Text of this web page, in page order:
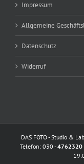
Impressum
Allgemeine
Datenschutz
Widerruf
DAS FOTO - Studio &
Telefon: 030 -4762320